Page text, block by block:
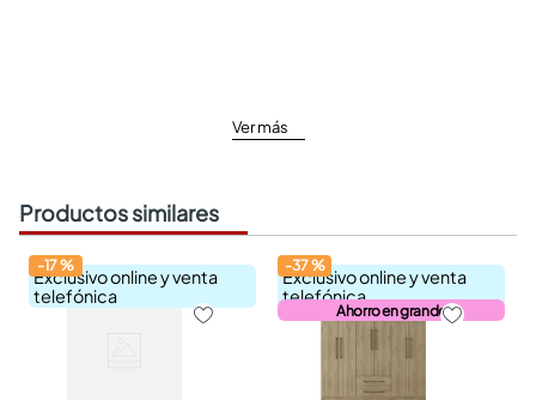
Ver más
Productos similares
Exclusivo online y venta
telefónica
-17%
Exclusivo online y venta
telefónica
Ahorro en grande
-37%